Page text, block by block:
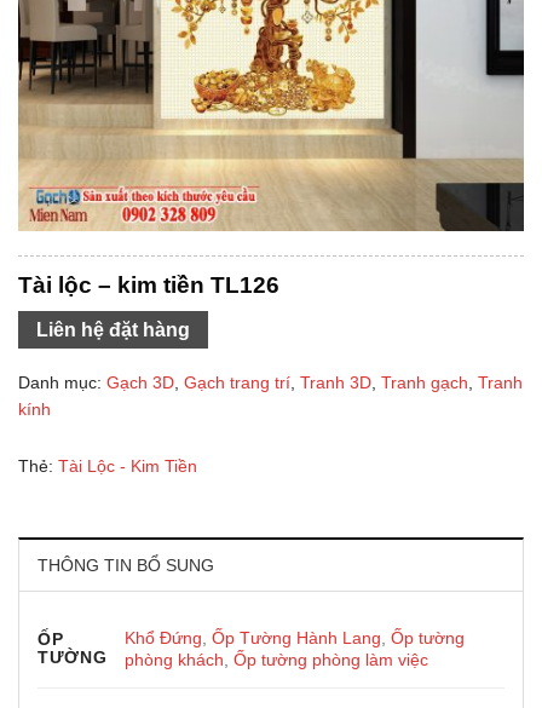
Tài lộc – kim tiền TL126
Liên hệ đặt hàng
Danh mục: Gạch 3D Gạch trang trí Tranh 3D Tranh gạch Tranh
kính
Thẻ: Tài Lộc - Kim Tiền
THÔNG TIN BỔ SUNG
ỐP
TƯỜNG
Khổ Đứng ,Ốp Tường Hành Lang ,Ốp tường
phòng khách ,Ốp tường phòng làm việc